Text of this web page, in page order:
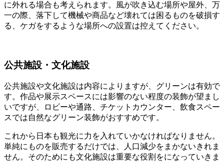
に外れる場合も考えられます。風が吹き込む場所や屋外、万
一の際、落下して機械や商品など壊れては困るものを破損す
る、ケガをするような場所への設置は控えてください。
公共施設・文化施設
公共施設や文化施設は内容によりますが、グリーンは有効で
す。作品や展示スペースには影響のない程度の装飾が望まし
いですが、ロビーや通路、チケットカウンター、飲食スペー
スでは自然なグリーン装飾がおすすめです。
これから日本も観光に力を入れていかなければなりません。
単純にものを販売するだけでは、人口減少をまかないきれま
せん。そのためにも文化施設は重要な役割をになっていきま